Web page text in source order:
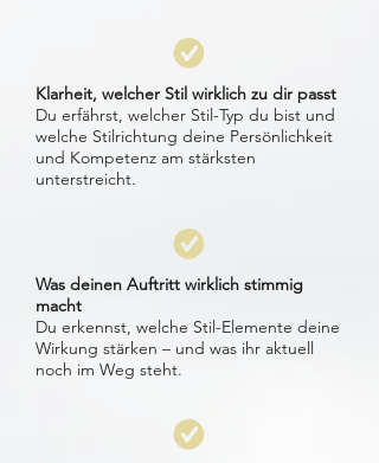
Klarheit, welcher Stil wirklich zu dir passt
Du erfährst, welcher Stil-Typ du bist und
welche Stilrichtung deine Persönlichkeit
und Kompetenz am stärksten
unterstreicht.
Was deinen Auftritt wirklich stimmig
macht
Du erkennst, welche Stil-Elemente deine
Wirkung stärken – und was ihr aktuell
noch im Weg steht.